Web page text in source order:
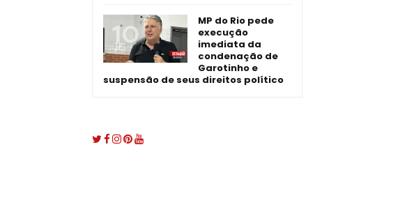
MP do Rio pede
execução
imediata da
condenação de
Garotinho e
suspensão de seus direitos político